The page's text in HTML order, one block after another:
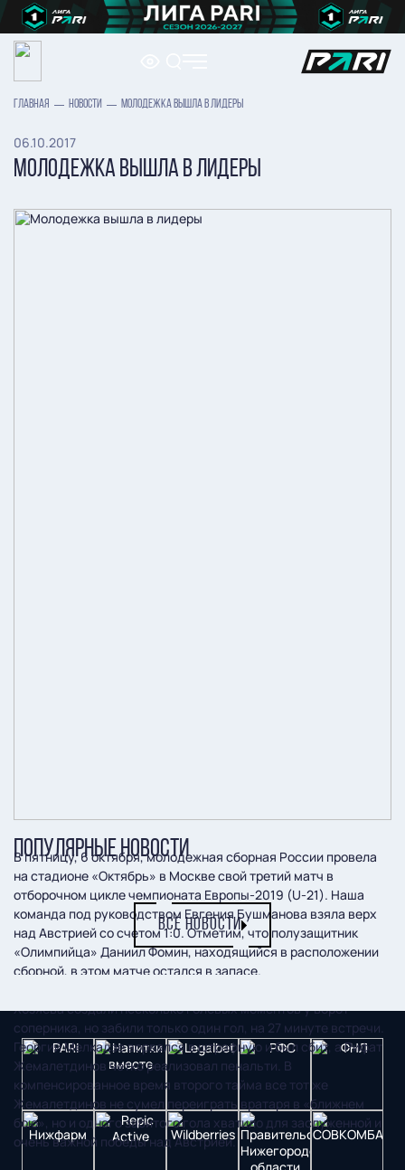
ГЛАВНАЯ НОВОСТИ МОЛОДЕЖКА ВЫШЛА В ЛИДЕРЫ
06.10.2017
МОЛОДЕЖКА ВЫШЛА В ЛИДЕРЫ
В пятницу, 6 октября, молодежная сборная России провела
на стадионе «Октябрь» в Москве свой третий матч в
отборочном цикле чемпионата Европы-2019 (U-21). Наша
команда под руководством Евгения Бушманова взяла верх
над Австрией со счетом 1:0. Отметим, что полузащитник
«Олимпийца» Даниил Фомин, находящийся в расположении
сборной, в этом матче остался в запасе.
Хозяева создали несколько голевых моментов у ворот
соперника, но забили только один гол, на 27 минуте встречи.
Георгий Мелкадзе ворвался в штрафную и был сбит, а Рифат
Жемалетдинов четко реализовал пенальти. В
компенсированное время второго тайма все тот же
Жемалетдинов не сумел переиграть вратаря в «ближнем
бою», но и одного забитого гола хватило для заслуженной и
очень важной победы над Австрией.
ПОПУЛЯРНЫЕ НОВОСТИ
ВСЕ НОВОСТИ